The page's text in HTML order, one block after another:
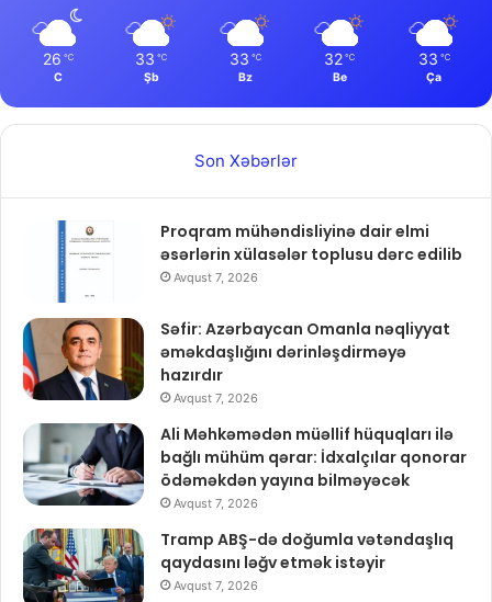
26 ℃
C
33 ℃
Şb
33 ℃
Bz
32 ℃
Be
33 ℃
Ça
Son Xəbərlər
Proqram mühəndisliyinə dair elmi
əsərlərin xülasələr toplusu dərc edilib
Avqust 7, 2026
Səfir: Azərbaycan Omanla nəqliyyat
əməkdaşlığını dərinləşdirməyə
hazırdır
Avqust 7, 2026
Ali Məhkəmədən müəllif hüquqları ilə
bağlı mühüm qərar: İdxalçılar qonorar
ödəməkdən yayına bilməyəcək
Avqust 7, 2026
Tramp ABŞ-də doğumla vətəndaşlıq
qaydasını ləğv etmək istəyir
Avqust 7, 2026